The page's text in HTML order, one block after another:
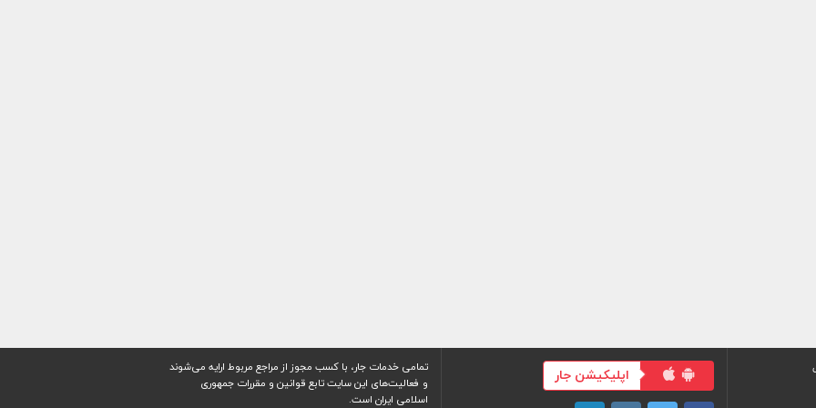
اپلیکیشن جار
تمامی خدمات جار، با کسب مجوز از مراجع مربوط ارایه می‌شوند
و فعاليت‌های اين سايت تابع قوانين و مقررات جمهوری
اسلامی ايران است.